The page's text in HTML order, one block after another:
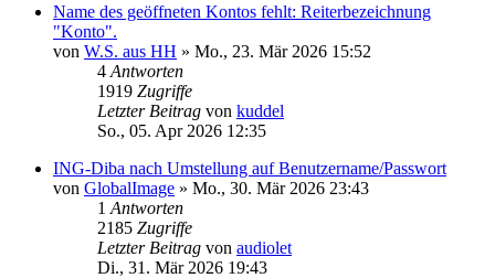
Name des geöffneten Kontos fehlt: Reiterbezeichnung
"Konto".
von W.S. aus HH » Mo., 23. Mär 2026 15:52
4 Antworten
1919 Zugriffe
Letzter Beitrag von kuddel
So., 05. Apr 2026 12:35
ING-Diba nach Umstellung auf Benutzername/Passwort
von GlobalImage » Mo., 30. Mär 2026 23:43
1 Antworten
2185 Zugriffe
Letzter Beitrag von audiolet
Di., 31. Mär 2026 19:43